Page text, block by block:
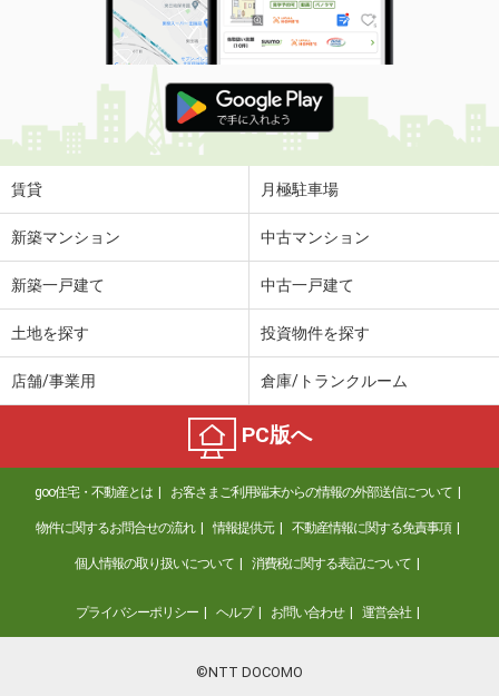
賃貸 月極駐車場
新築マンション 中古マンション
新築一戸建て 中古一戸建て
土地を探す 投資物件を探す
店舗/事業用 倉庫/トランクルーム
PC版へ
goo住宅・不動産とは お客さまご利用端末からの情報の外部送信について
物件に関するお問合せの流れ 情報提供元 不動産情報に関する免責事項
個人情報の取り扱いについて 消費税に関する表記について
プライバシーポリシー ヘルプ お問い合わせ 運営会社
©NTT DOCOMO